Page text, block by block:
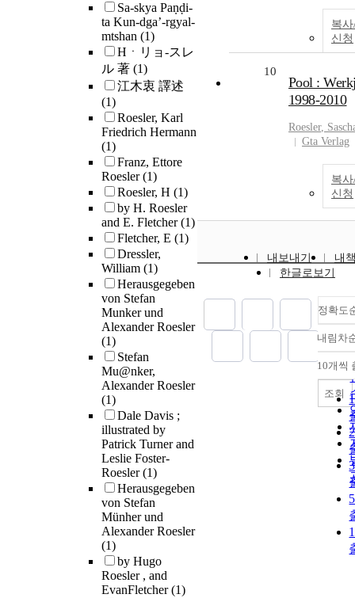
Sa-skya Paṇḍi-
ta Kun-dgaʼ-rgyal-
mtshan (1)
Hㆍリョ-スレ
ル 著 (1)
江木衷 譯述
(1)
Roesler, Karl
Friedrich Hermann
(1)
Franz, Ettore
Roesler(1)
Roesler, H (1)
by H. Roesler
and E. Fletcher(1)
Fletcher, E (1)
Dressler,
William (1)
Herausgegeben
von Stefan
Munker und
Alexander Roesler
(1)
Stefan
Mu@nker,
Alexander Roesler
(1)
Dale Davis ;
illustrated by
Patrick Turner and
Leslie Foster-
Roesler(1)
Herausgegeben
von Stefan
Münher und
Alexander Roesler
(1)
by Hugo
Roesler , and
EvanFletcher(1)
복
신청
10
Pool :
1998-2010
Roesler,
Gta Verlag
복
신청
내보내기
내
한글로보기
정확도
내림차
10개씩
조회